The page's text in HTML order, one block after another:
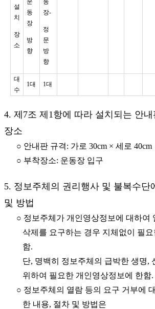
설
치
장
소
운
동
장
방
향
동
장-
정
문
방
향
대
수
1대 1대
4. 제7조 제1항에 따라 설치되는 안
장소
○ 안내판 규격: 가로 30cm × 세로 40cm
○ 부착장소: 운동장 입구
5. 정보주체의 권리행사 및 불복수단
및 방법
○ 정보주체가 개인영상정보에 대하여
삭제를 요구하는 경우 지체없이 필
함.
단, 명백히 정보주체의 급박한 생명,
위하여 필요한 개인영상정보에 한함.
○ 정보주체의 열람 등의 요구 거부에
한 내용, 절차 및 방법은